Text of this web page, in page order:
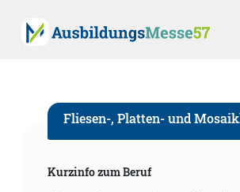
Fliesen-, Platten- und
Kurzinfo zum Beruf